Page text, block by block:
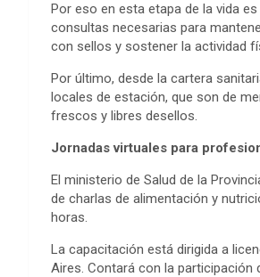
Por eso en esta etapa de la vida
consultas necesarias para
con sellos y sostener la actividad
Por último, desde la cartera
locales de estación, que son de
frescos y libres desellos.
Jornadas virtuales para
El ministerio de Salud de la
de charlas de alimentación y
horas.
La capacitación está dirigida a
Aires. Contará con la participación